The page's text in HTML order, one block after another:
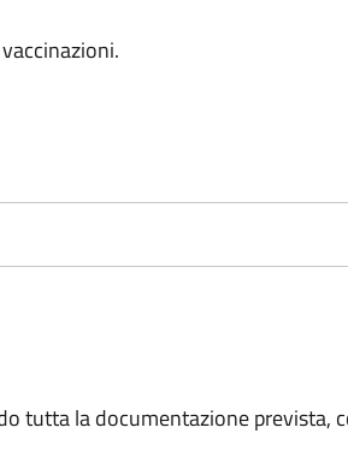
tutta la documentazione prevista,